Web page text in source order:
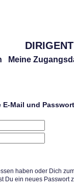
DIRIGENT
Meine
Mail und
haben oder Dich
Du ein neues